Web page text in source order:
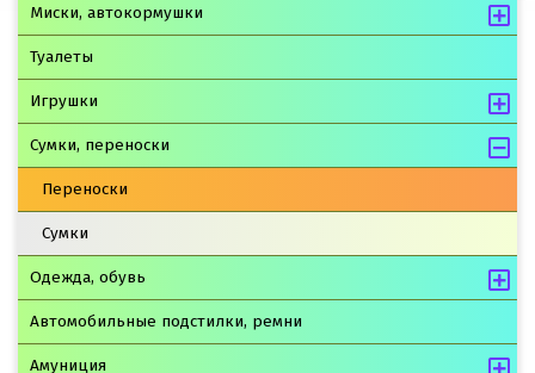
Миски, автокормушки
Туалеты
Игрушки
Сумки, переноски
Переноски
Сумки
Одежда, обувь
Автомобильные подстилки, ремни
Амуниция